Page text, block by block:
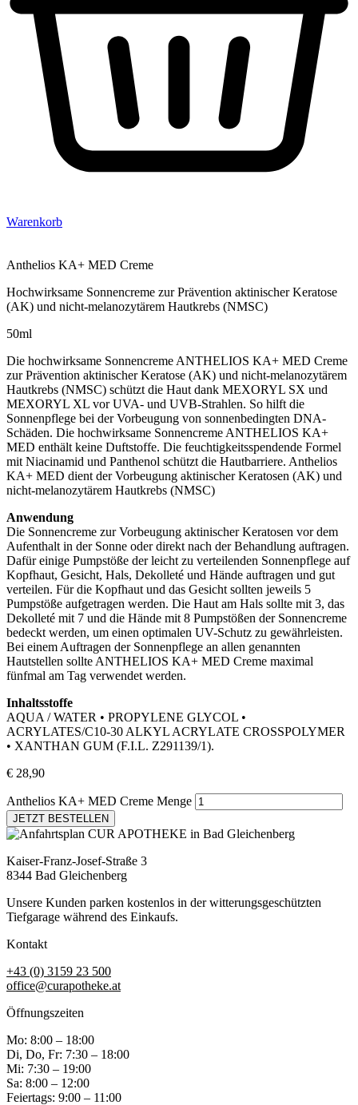
Warenkorb
Anthelios KA+ MED Creme
Hochwirksame Sonnencreme zur Prävention aktinischer Keratose
(AK) und nicht-melanozytärem Hautkrebs (NMSC)
50ml
Die hochwirksame Sonnencreme ANTHELIOS KA+ MED Creme
zur Prävention aktinischer Keratose (AK) und nicht-melanozytärem
Hautkrebs (NMSC) schützt die Haut dank MEXORYL SX und
MEXORYL XL vor UVA- und UVB-Strahlen. So hilft die
Sonnenpflege bei der Vorbeugung von sonnenbedingten DNA-
Schäden. Die hochwirksame Sonnencreme ANTHELIOS KA+
MED enthält keine Duftstoffe. Die feuchtigkeitsspendende Formel
mit Niacinamid und Panthenol schützt die Hautbarriere. Anthelios
KA+ MED dient der Vorbeugung aktinischer Keratosen (AK) und
nicht-melanozytärem Hautkrebs (NMSC)
Anwendung
Die Sonnencreme zur Vorbeugung aktinischer Keratosen vor dem
Aufenthalt in der Sonne oder direkt nach der Behandlung auftragen.
Dafür einige Pumpstöße der leicht zu verteilenden Sonnenpflege auf
Kopfhaut, Gesicht, Hals, Dekolleté und Hände auftragen und gut
verteilen. Für die Kopfhaut und das Gesicht sollten jeweils 5
Pumpstöße aufgetragen werden. Die Haut am Hals sollte mit 3, das
Dekolleté mit 7 und die Hände mit 8 Pumpstößen der Sonnencreme
bedeckt werden, um einen optimalen UV-Schutz zu gewährleisten.
Bei einem Auftragen der Sonnenpflege an allen genannten
Hautstellen sollte ANTHELIOS KA+ MED Creme maximal
fünfmal am Tag verwendet werden.
Inhaltsstoffe
AQUA / WATER • PROPYLENE GLYCOL •
ACRYLATES/C10-30 ALKYL ACRYLATE CROSSPOLYMER
• XANTHAN GUM (F.I.L. Z291139/1).
€ 28,90
Anthelios KA+ MED Creme Menge
JETZT BESTELLEN
Kaiser-Franz-Josef-Straße 3
8344 Bad Gleichenberg
Unsere Kunden parken kostenlos in der witterungsgeschützten
Tiefgarage während des Einkaufs.
Kontakt
+43 (0) 3159 23 500
office@curapotheke.at
Öffnungszeiten
Mo: 8:00 – 18:00
Di, Do, Fr: 7:30 – 18:00
Mi: 7:30 – 19:00
Sa: 8:00 – 12:00
Feiertags: 9:00 – 11:00